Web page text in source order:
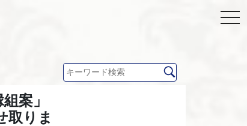
案」
取りま